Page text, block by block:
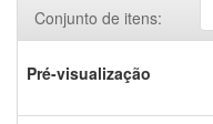
Conjunto de itens:
Pré-visualização